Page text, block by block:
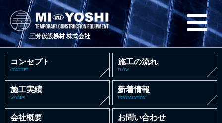
三芳仮設機材 株式会社
コンセプト
CONCEPT
施工の流れ
FLOW
施工実績
WORKS
新着情報
INFORMATION
会社概要 お問い合わせ